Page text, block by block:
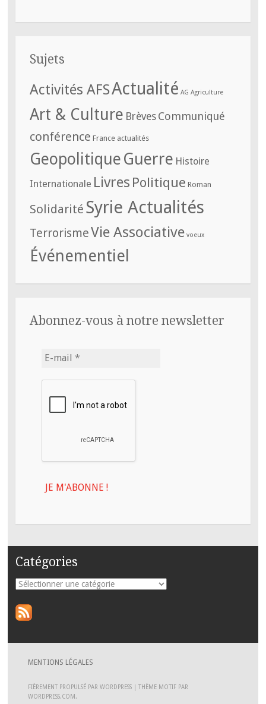
Sujets
Activités AFSActualité AG Agriculture
Art & Culture Brèves Communiqué
conférence France actualités
GeopolitiqueGuerre Histoire
Internationale Livres Politique Roman
Solidarité Syrie Actualités
TerrorismeVie Associative voeux
Événementiel
Abonnez-vous à notre newsletter
Catégories
Catégories
MENTIONS LÉGALES
FIÈREMENT PROPULSÉ PAR WORDPRESS |THÈME MOTIF PAR
WORDPRESS.COM .